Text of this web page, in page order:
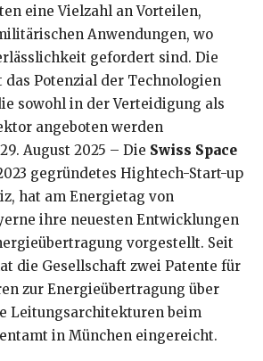
eine Vielzahl an Vorteilen,
Anwendungen, wo
gefordert sind. Die
das Potenzial der Technologien
sowohl in der Verteidigung als
angeboten werden
August 2025 – Die Swiss Space
gegründetes Hightech-Start-up
hat am Energietag von
ihre neuesten Entwicklungen
vorgestellt. Seit
die Gesellschaft zwei Patente für
zur Energieübertragung über
Leitungsarchitekturen beim
in München eingereicht.